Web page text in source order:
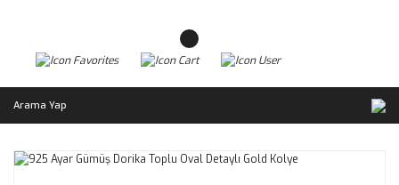
Arama Yap